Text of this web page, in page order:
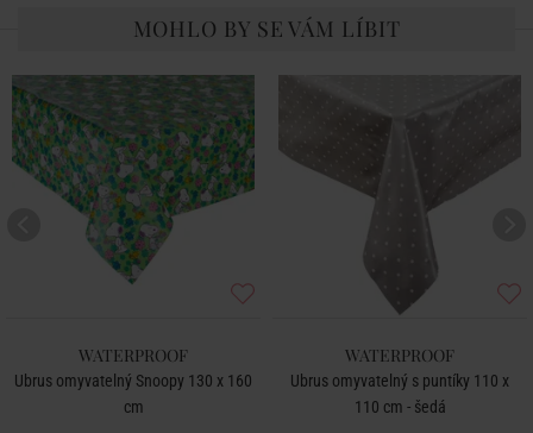
MOHLO BY SE VÁM LÍBIT
WATERPROOF
Ubrus omyvatelný Snoopy 130 x 160
cm
WATERPROOF
Ubrus omyvatelný s puntíky 110 x
110 cm - šedá